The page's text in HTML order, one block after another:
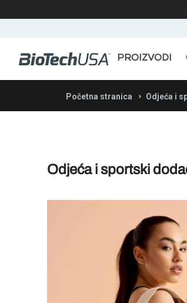
PROIZVODI
Početna stranica Odjeća i
Odjeća i sportski